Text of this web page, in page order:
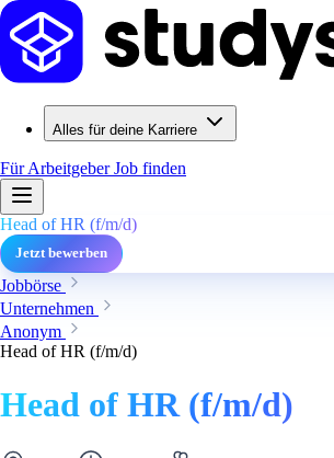
Alles für deine Karriere
Für ArbeitgeberJob finden
Head of HR (f/m/d)
Jetzt bewerben
Jobbörse
Unternehmen
Anonym
Head of HR (f/m/d)
Head of HR (f/m/d)